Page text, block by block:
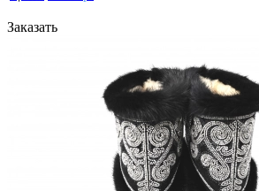
Заказать